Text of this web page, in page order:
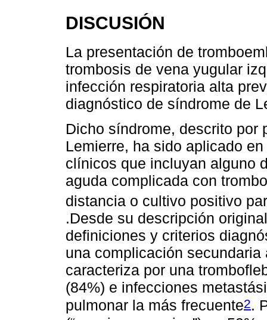
DISCUSIÓN
La presentación de
trombosis de vena yugular
infección respiratoria alta
diagnóstico de síndrome de
Dicho síndrome, descrito por
Lemierre, ha sido aplicado
clínicos que incluyan alguno
aguda complicada con
distancia o cultivo positivo
.Desde su descripción
definiciones y criterios
una complicación
caracteriza por una
(84%) e infecciones
pulmonar la más frecuente2.